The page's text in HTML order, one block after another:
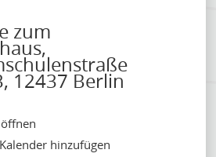
zum
12437 Berlin
hinzufügen